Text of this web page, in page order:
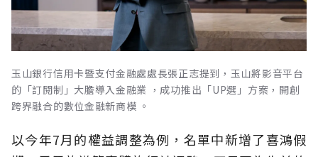
玉山銀行信用卡暨支付金融處處長張正志提到，玉山將影音平台
的「訂閱制」大膽導入金融業 ，成功推出「UP選」方案，開創
跨界融合的數位金融新商模 。
以今年7月的權益調整為例，名單中新增了喜鴻假